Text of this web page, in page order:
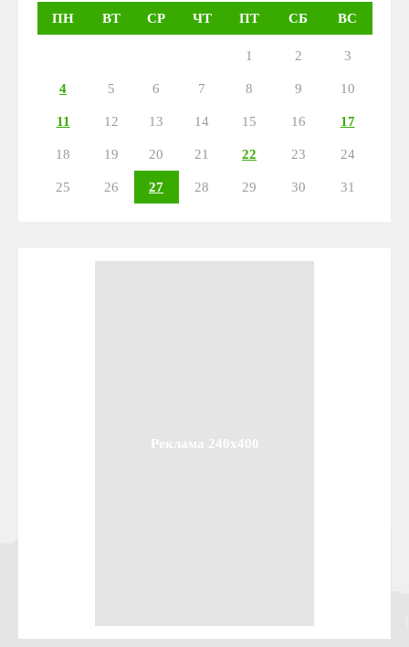
ПН ВТ СР ЧТ ПТ СБ ВС
1 2 3
4 5 6 7 8 9 10
11 12 13 14 15 16 17
18 19 20 21 22 23 24
25 26 27 28 29 30 31
Реклама 240x400